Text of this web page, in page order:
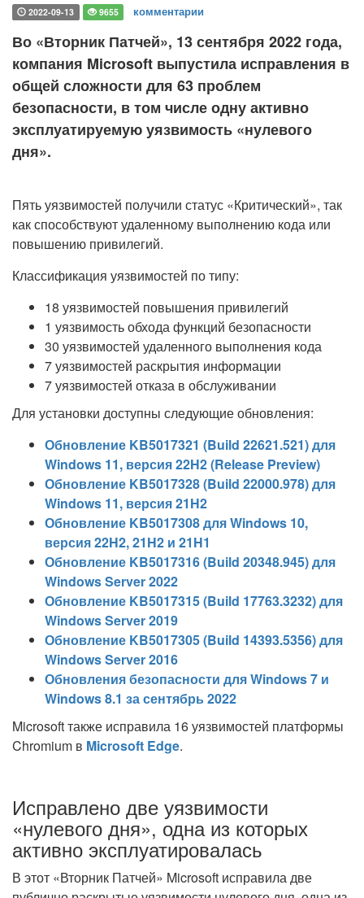
2022-09-13 9655 комментарии
Во «Вторник Патчей», 13 сентября 2022 года,
компания Microsoft выпустила исправления в
общей сложности для 63 проблем
безопасности, в том числе одну активно
эксплуатируемую уязвимость «нулевого
дня».
Пять уязвимостей получили статус «Критический», так
как способствуют удаленному выполнению кода или
повышению привилегий.
Классификация уязвимостей по типу:
18 уязвимостей повышения привилегий
1 уязвимость обхода функций безопасности
30 уязвимостей удаленного выполнения кода
7 уязвимостей раскрытия информации
7 уязвимостей отказа в обслуживании
Для установки доступны следующие обновления:
Обновление KB5017321 (Build 22621.521) для
Windows 11, версия 22H2 (Release Preview)
Обновление KB5017328 (Build 22000.978) для
Windows 11, версия 21H2
Обновление KB5017308 для Windows 10,
версия 22H2, 21H2 и 21H1
Обновление KB5017316 (Build 20348.945) для
Windows Server 2022
Обновление KB5017315 (Build 17763.3232) для
Windows Server 2019
Обновление KB5017305 (Build 14393.5356) для
Windows Server 2016
Обновления безопасности для Windows 7 и
Windows 8.1 за сентябрь 2022
Microsoft также исправила 16 уязвимостей платформы
Chromium в Microsoft Edge.
Исправлено две уязвимости
«нулевого дня», одна из которых
активно эксплуатировалась
В этот «Вторник Патчей» Microsoft исправила две